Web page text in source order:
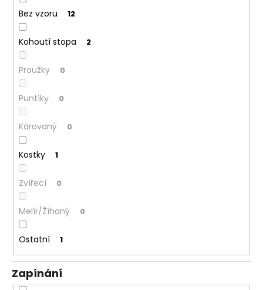
Bez vzoru 12
Kohoutí stopa 2
Proužky 0
Puntíky 0
Károvaný 0
Kostky 1
Zvířecí 0
Melír/Žíhaný 0
Ostatní 1
Zapínání